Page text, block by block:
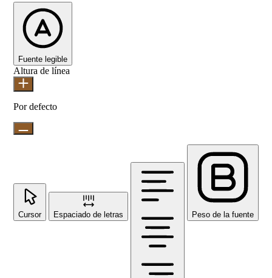
Fuente legible
Altura de línea
Por defecto
Cursor Espaciado de letras Peso de la fuente